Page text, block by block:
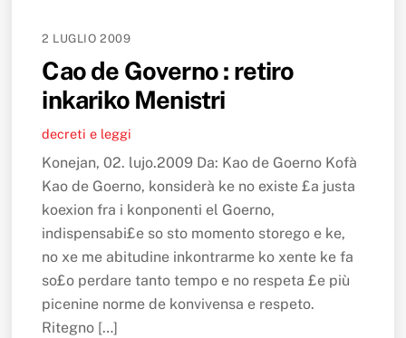
2 LUGLIO 2009
Cao de Governo : retiro
inkariko Menistri
decreti e leggi
Konejan, 02. lujo.2009 Da: Kao de Goerno Kofà
Kao de Goerno, konsiderà ke no existe £a justa
koexion fra i konponenti el Goerno,
indispensabi£e so sto momento storego e ke,
no xe me abitudine inkontrarme ko xente ke fa
so£o perdare tanto tempo e no respeta £e più
picenine norme de konvivensa e respeto.
Ritegno […]